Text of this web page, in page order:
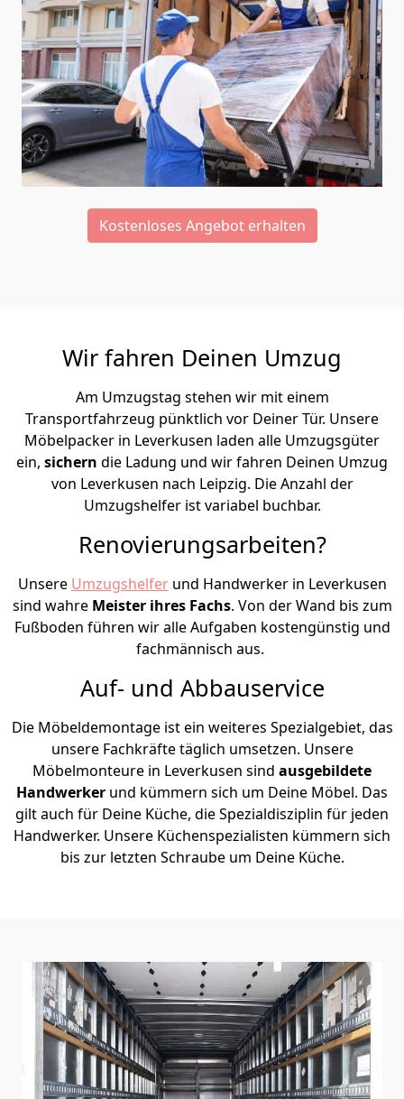
Kostenloses Angebot erhalten
Wir fahren Deinen Umzug
Am Umzugstag stehen wir mit einem
Transportfahrzeug pünktlich vor Deiner Tür. Unsere
Möbelpacker in Leverkusen laden alle Umzugsgüter
ein, sichern die Ladung und wir fahren Deinen Umzug
von Leverkusen nach Leipzig. Die Anzahl der
Umzugshelfer ist variabel buchbar.
Renovierungsarbeiten?
Unsere Umzugshelferund Handwerker in Leverkusen
sind wahre Meister ihres Fachs. Von der Wand bis zum
Fußboden führen wir alle Aufgaben kostengünstig und
fachmännisch aus.
Auf- und Abbauservice
Die Möbeldemontage ist ein weiteres Spezialgebiet, das
unsere Fachkräfte täglich umsetzen. Unsere
Möbelmonteure in Leverkusen sind ausgebildete
Handwerker und kümmern sich um Deine Möbel. Das
gilt auch für Deine Küche, die Spezialdisziplin für jeden
Handwerker. Unsere Küchenspezialisten kümmern sich
bis zur letzten Schraube um Deine Küche.